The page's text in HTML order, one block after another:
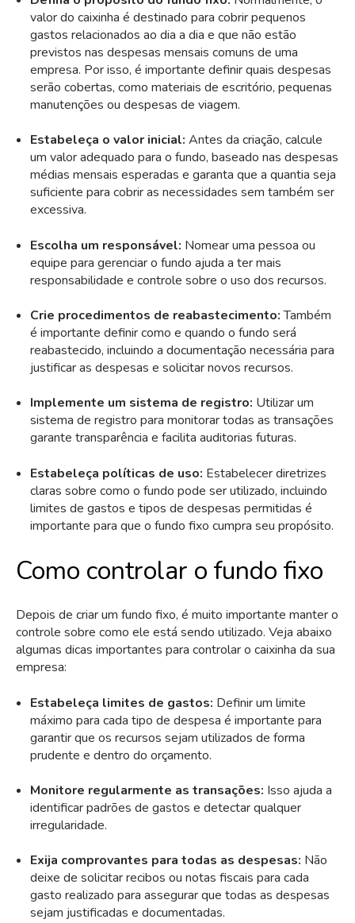
valor do caixinha é destinado para cobrir pequenos
gastos relacionados ao dia a dia e que não estão
previstos nas despesas mensais comuns de uma
empresa. Por isso, é importante definir quais despesas
serão cobertas, como materiais de escritório, pequenas
manutenções ou despesas de viagem.
Estabeleça o valor inicial: Antes da criação, calcule
um valor adequado para o fundo, baseado nas despesas
médias mensais esperadas e garanta que a quantia seja
suficiente para cobrir as necessidades sem também ser
excessiva.
Escolha um responsável: Nomear uma pessoa ou
equipe para gerenciar o fundo ajuda a ter mais
responsabilidade e controle sobre o uso dos recursos.
Crie procedimentos de reabastecimento:Também
é importante definir como e quando o fundo será
reabastecido, incluindo a documentação necessária para
justificar as despesas e solicitar novos recursos.
Implemente um sistema de registro: Utilizar um
sistema de registro para monitorar todas as transações
garante transparência e facilita auditorias futuras.
Estabeleça políticas de uso: Estabelecer diretrizes
claras sobre como o fundo pode ser utilizado, incluindo
limites de gastos e tipos de despesas permitidas é
importante para que o fundo fixo cumpra seu propósito.
Como controlar o fundo fixo
Depois de criar um fundo fixo, é muito importante manter o
controle sobre como ele está sendo utilizado. Veja abaixo
algumas dicas importantes para controlar o caixinha da sua
empresa:
Estabeleça limites de gastos: Definir um limite
máximo para cada tipo de despesa é importante para
garantir que os recursos sejam utilizados de forma
prudente e dentro do orçamento.
Monitore regularmente as transações: Isso ajuda a
identificar padrões de gastos e detectar qualquer
irregularidade.
Exija comprovantes para todas as despesas: Não
deixe de solicitar recibos ou notas fiscais para cada
gasto realizado para assegurar que todas as despesas
sejam justificadas e documentadas.